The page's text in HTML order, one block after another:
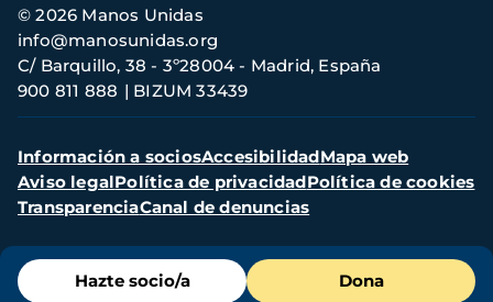
Menú
de
Hazte socio/a Dona
Información
de
contacto
© 2026 Manos Unidas
C/ Barquillo, 38 - 3º28004 - Madrid, España
900 811 888
BIZUM 33439
info@manosunidas.org
Menú
secundario
Información a sociosAccesibilidadMapa web
Aviso legalPolítica de privacidadPolítica de cookies
TransparenciaCanal de denuncias